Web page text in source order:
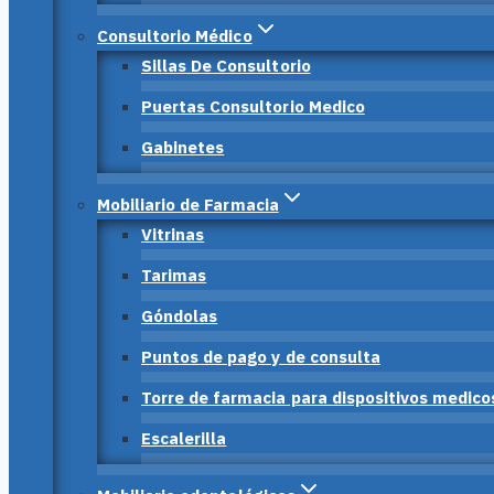
Consultorio Médico
Sillas De Consultorio
Puertas Consultorio Medico
Gabinetes
Mobiliario de Farmacia
Vitrinas
Tarimas
Góndolas
Puntos de pago y de consulta
Torre de farmacia para dispositivos
Escalerilla